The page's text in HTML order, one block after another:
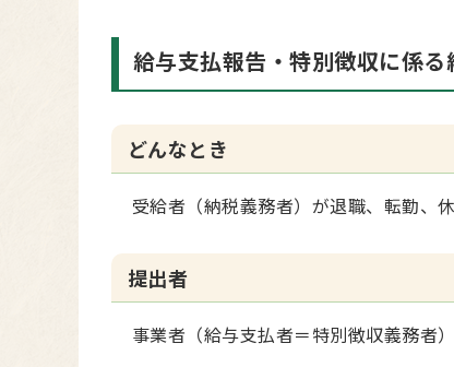
給与支払報告・特別徴収に係
どんなとき
受給者（納税義務者）が退職、転勤、
提出者
事業者（給与支払者＝特別徴収義務者）